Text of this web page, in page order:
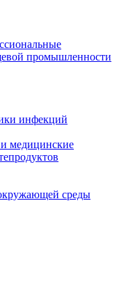
промышленности
инфекций
медицинские
среды